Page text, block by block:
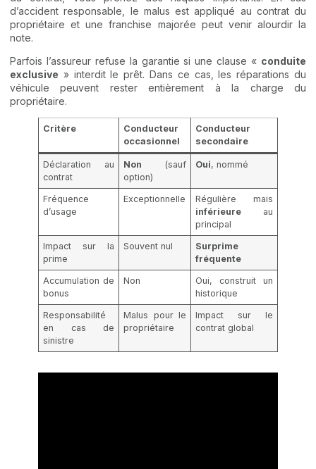
d’accident responsable, le malus est appliqué au contrat du
propriétaire et une franchise majorée peut venir alourdir la
note.
Parfois l’assureur refuse la garantie si une clause « conduite
exclusive » interdit le prêt. Dans ce cas, les réparations du
véhicule peuvent rester entièrement à la charge du
propriétaire.
Critère
Conducteur
occasionnel
Conducteur
secondaire
Déclaration au
contrat
Non (sauf
option)
Oui, nommé
Fréquence
d’usage
Exceptionnelle
Régulière mais
inférieure au
principal
Impact sur la
prime
Souvent nul
Surprime
fréquente
Accumulation de
bonus
Non
Oui, construit un
historique
Responsabilité
en cas de
sinistre
Malus pour le
propriétaire
Impact sur le
contrat global